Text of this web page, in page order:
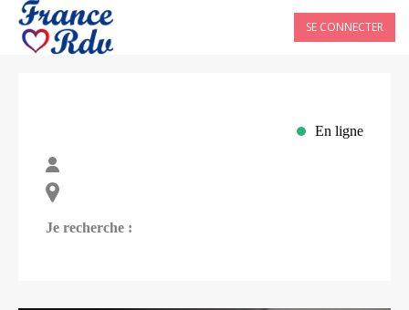
SE CONNECTER
En ligne
Je recherche :